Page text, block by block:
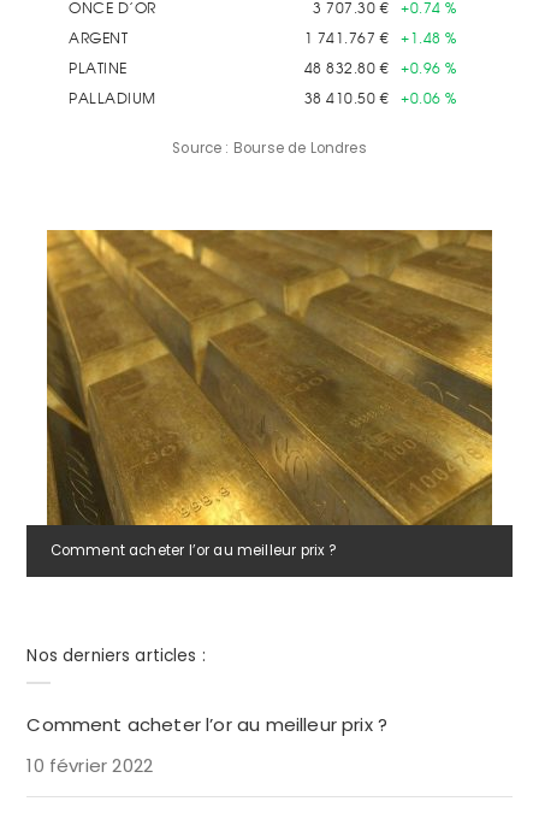
Source : Bourse de Londres
Comment acheter l’or au meilleur prix ?
Nos derniers articles :
Comment acheter l’or au meilleur prix ?
10 février 2022